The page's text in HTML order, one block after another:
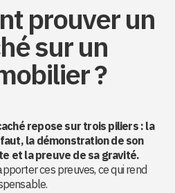
prouver un
sur un
?
repose sur trois piliers : la
la démonstration de son
et la preuve de sa gravité.
ces preuves, ce qui rend